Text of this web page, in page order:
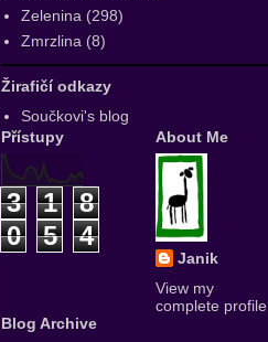
Zelenina (298)
Zmrzlina (8)
Žirafičí odkazy
Součkovi's blog
Přístupy
3 1
8
0
5 4
About Me
Janik
View my
complete profile
Blog Archive